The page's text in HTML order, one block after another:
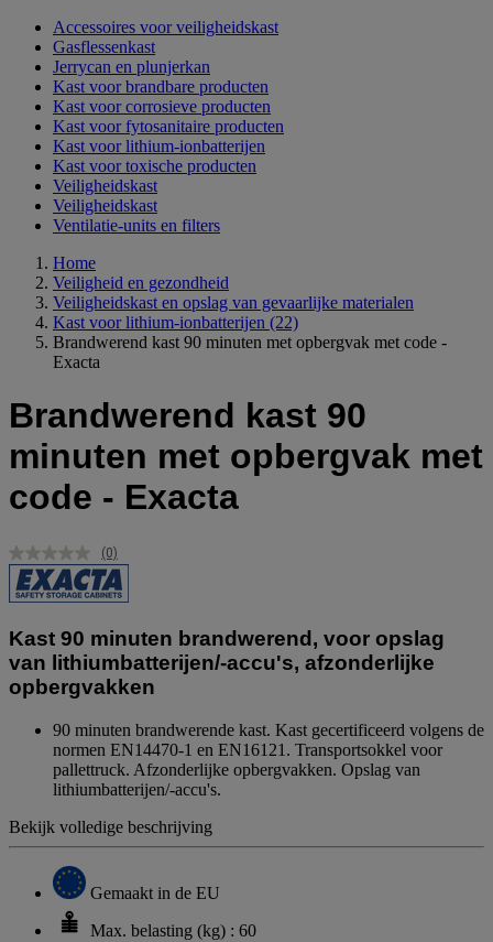
Accessoires voor veiligheidskast
Gasflessenkast
Jerrycan en plunjerkan
Kast voor brandbare producten
Kast voor corrosieve producten
Kast voor fytosanitaire producten
Kast voor lithium-ionbatterijen
Kast voor toxische producten
Veiligheidskast
Veiligheidskast
Ventilatie-units en filters
Home
Veiligheid en gezondheid
Veiligheidskast en opslag van gevaarlijke materialen
Kast voor lithium-ionbatterijen (22)
Brandwerend kast 90 minuten met opbergvak met code -
Exacta
Brandwerend kast 90
minuten met opbergvak met
code - Exacta
Geen
scorewaarde.
Dezelfde
(0)
Kast 90 minuten brandwerend, voor opslag
van lithiumbatterijen/-accu's, afzonderlijke
opbergvakken
90 minuten brandwerende kast. Kast gecertificeerd volgens de
normen EN14470-1 en EN16121. Transportsokkel voor
pallettruck. Afzonderlijke opbergvakken. Opslag van
lithiumbatterijen/-accu's.
Bekijk volledige beschrijving
Gemaakt in de EU
Max. belasting (kg) : 60